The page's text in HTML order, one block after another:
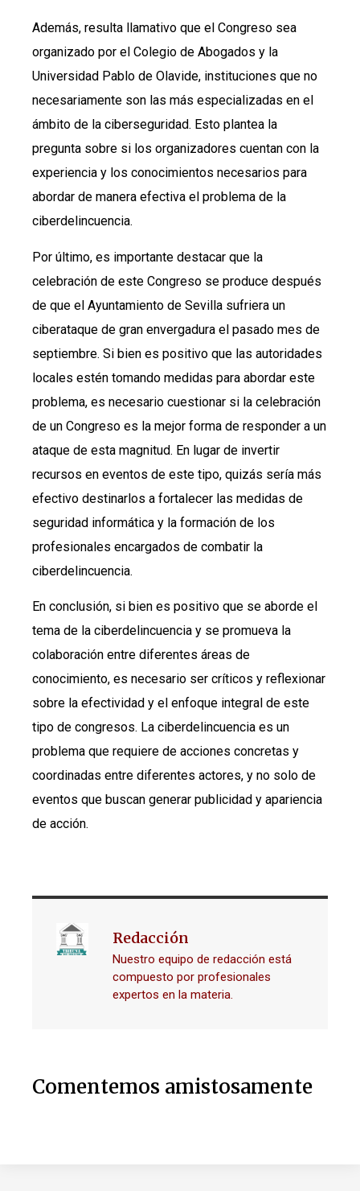
Además, resulta llamativo que el Congreso sea
organizado por el Colegio de Abogados y la
Universidad Pablo de Olavide, instituciones que no
necesariamente son las más especializadas en el
ámbito de la ciberseguridad. Esto plantea la
pregunta sobre si los organizadores cuentan con la
experiencia y los conocimientos necesarios para
abordar de manera efectiva el problema de la
ciberdelincuencia.
Por último, es importante destacar que la
celebración de este Congreso se produce después
de que el Ayuntamiento de Sevilla sufriera un
ciberataque de gran envergadura el pasado mes de
septiembre. Si bien es positivo que las autoridades
locales estén tomando medidas para abordar este
problema, es necesario cuestionar si la celebración
de un Congreso es la mejor forma de responder a un
ataque de esta magnitud. En lugar de invertir
recursos en eventos de este tipo, quizás sería más
efectivo destinarlos a fortalecer las medidas de
seguridad informática y la formación de los
profesionales encargados de combatir la
ciberdelincuencia.
En conclusión, si bien es positivo que se aborde el
tema de la ciberdelincuencia y se promueva la
colaboración entre diferentes áreas de
conocimiento, es necesario ser críticos y reflexionar
sobre la efectividad y el enfoque integral de este
tipo de congresos. La ciberdelincuencia es un
problema que requiere de acciones concretas y
coordinadas entre diferentes actores, y no solo de
eventos que buscan generar publicidad y apariencia
de acción.
Redacción
Nuestro equipo de redacción está
compuesto por profesionales
expertos en la materia.
Comentemos amistosamente